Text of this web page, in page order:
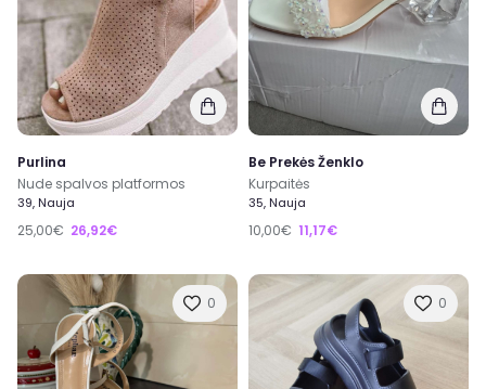
Purlina
Nude spalvos platformos
39, Nauja
25,00€ 26,92€
Be Prekės Ženklo
Kurpaitės
35, Nauja
10,00€ 11,17€
0 0